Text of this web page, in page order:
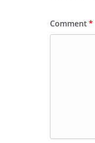
Comment*